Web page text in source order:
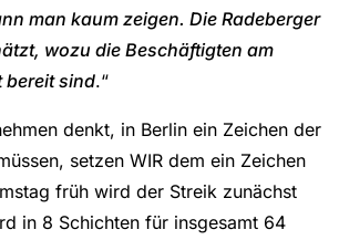
man kaum zeigen. Die Radeberger
wozu die Beschäftigten am
bereit sind.“
denkt, in Berlin ein Zeichen der
setzen WIR dem ein Zeichen
früh wird der Streik zunächst
in 8 Schichten für insgesamt 64